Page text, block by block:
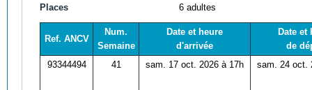
Places 6 adultes
Ref. ANCV
Num.
Semaine
Date et heure
d'arrivée
Date et
de
93344494
41 sam. 17 oct. 2026 à 17h sam. 24 oct.